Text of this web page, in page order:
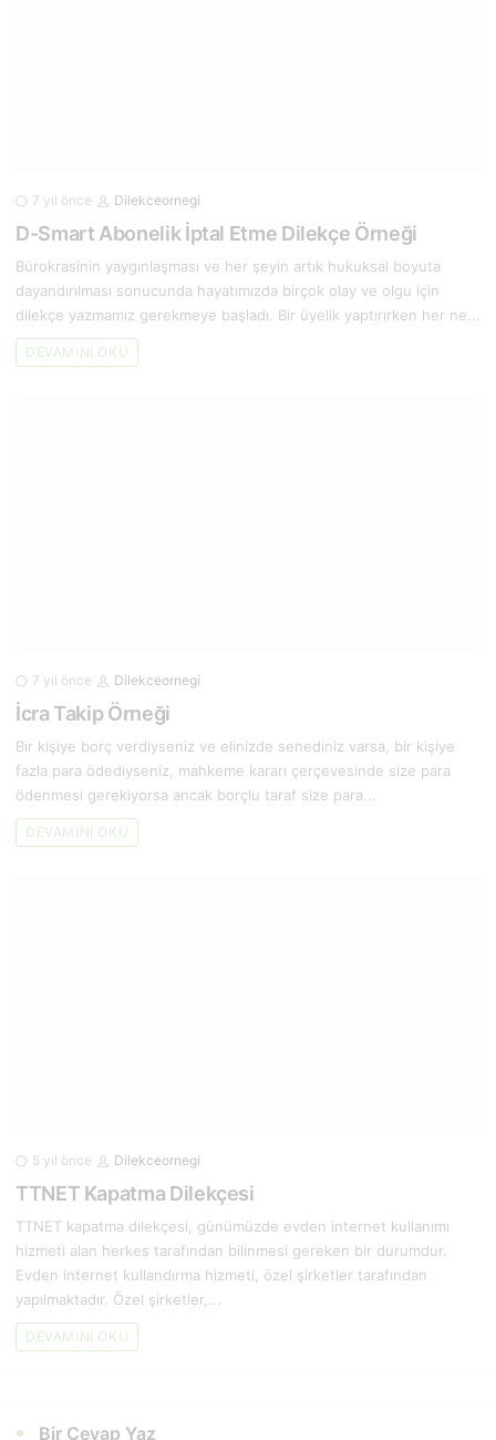
7 yıl önce Dilekceornegi
D-Smart Abonelik İptal Etme Dilekçe Örneği
Bürokrasinin yaygınlaşması ve her şeyin artık hukuksal boyuta
dayandırılması sonucunda hayatımızda birçok olay ve olgu için
dilekçe yazmamız gerekmeye başladı. Bir üyelik yaptırırken her ne...
DEVAMINI OKU
7 yıl önce Dilekceornegi
İcra Takip Örneği
Bir kişiye borç verdiyseniz ve elinizde senediniz varsa, bir kişiye
fazla para ödediyseniz, mahkeme kararı çerçevesinde size para
ödenmesi gerekiyorsa ancak borçlu taraf size para...
DEVAMINI OKU
5 yıl önce Dilekceornegi
TTNET Kapatma Dilekçesi
TTNET kapatma dilekçesi, günümüzde evden internet kullanımı
hizmeti alan herkes tarafından bilinmesi gereken bir durumdur.
Evden internet kullandırma hizmeti, özel şirketler tarafından
yapılmaktadır. Özel şirketler,...
DEVAMINI OKU
Bir Cevap Yaz